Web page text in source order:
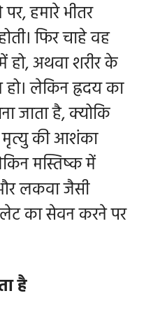
हमारे भीतर
फिर चाहे वह
हो, अथवा शरीर के
लेकिन ह्रदय का
जाता है, क्योकि
की आशंका
मस्तिष्क में
लकवा जैसी
का सेवन करने पर
है